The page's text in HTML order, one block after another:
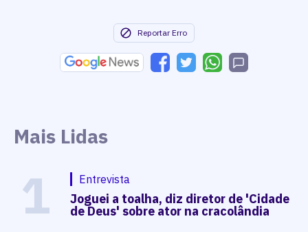
Reportar Erro
Mais Lidas
1 Entrevista
Joguei a toalha, diz diretor de 'Cidade
de Deus' sobre ator na cracolândia